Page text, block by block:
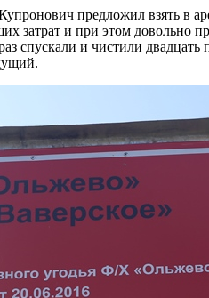
предложил взять в
затрат и при этом
спускали и чистили